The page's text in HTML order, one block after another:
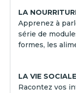
LA
Apprenez à
série de
formes, les
LA VIE SOCIALE
Racontez vos